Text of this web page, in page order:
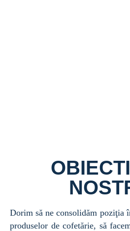
Dorim să ne consolidăm poziţia
produselor de cofetărie, să